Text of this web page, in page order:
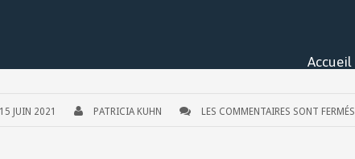
Accueil
15 JUIN 2021 PATRICIA KUHN LES COMMENTAIRES SONT FERMÉS